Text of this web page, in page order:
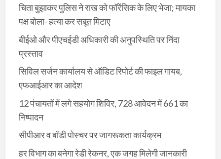
चिता बुझाकर पुलिस ने राख को फॉरेंसिक के लिए भेजा; मायका
पक्ष बोला- हत्या कर सबूत मिटाए
बीईओ और पीएचईडी अधिकारी की अनुपस्थिति पर निंदा
प्रस्ताव
सिविल सर्जन कार्यालय से ऑडिट रिपोर्ट की फाइल गायब,
एफआईआर का आदेश
12 पंचायतों में लगे सहयोग शिविर, 728 आवेदन में 661 का
निष्पादन
सीपीआर व बॉडी पोस्चर पर जागरूकता कार्यक्रम
हर विभाग का बनेगा रेडी रेकनर, एक जगह मिलेगी जानकारी